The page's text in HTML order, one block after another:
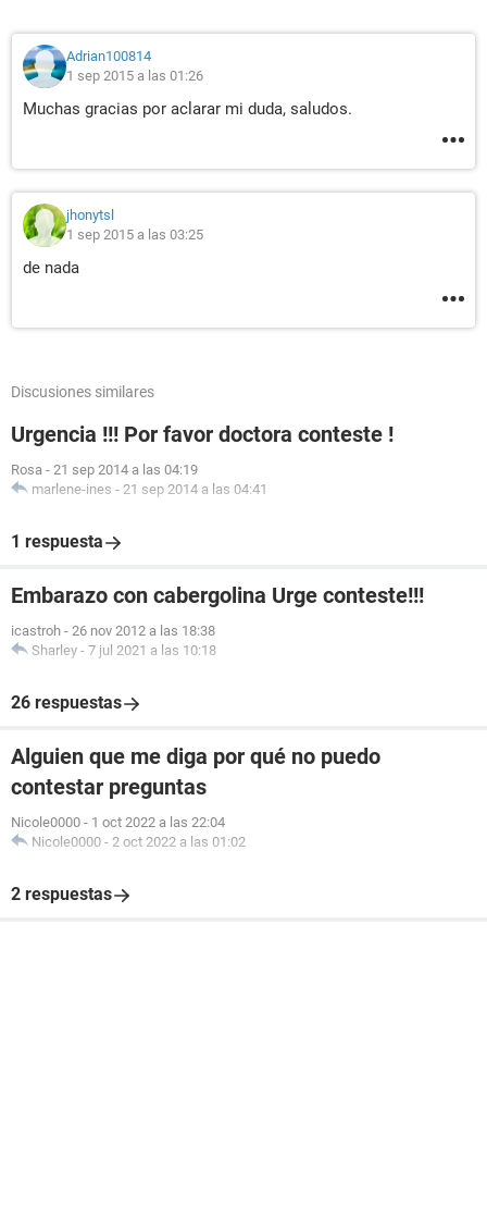
Adrian100814
1 sep 2015 a las 01:26
Muchas gracias por aclarar mi duda, saludos.
jhonytsl
1 sep 2015 a las 03:25
de nada
Discusiones similares
Urgencia !!! Por favor doctora conteste !
Rosa - 21 sep 2014 a las 04:19
marlene-ines - 21 sep 2014 a las 04:41
1 respuesta
Embarazo con cabergolina Urge conteste!!!
icastroh - 26 nov 2012 a las 18:38
Sharley - 7 jul 2021 a las 10:18
26 respuestas
Alguien que me diga por qué no puedo
contestar preguntas
Nicole0000 - 1 oct 2022 a las 22:04
Nicole0000 - 2 oct 2022 a las 01:02
2 respuestas